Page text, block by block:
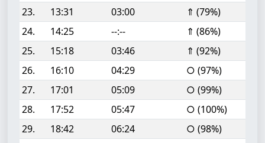
23.
13:31 03:00
⇑ (79%)
24.
14:25 --:--
⇑ (86%)
25.
15:18 03:46
⇑ (92%)
26.
16:10 04:29
○ (97%)
27.
17:01 05:09
○ (99%)
28.
17:52 05:47
○ (100%)
29.
18:42 06:24
○ (98%)